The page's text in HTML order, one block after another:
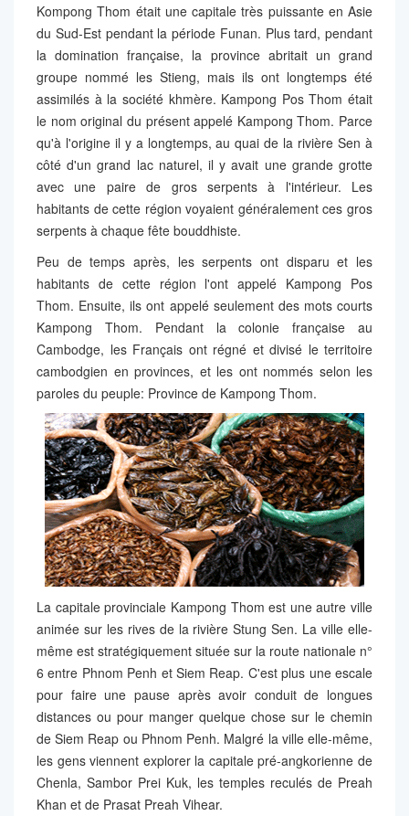
Kompong Thom était une capitale très puissante en Asie
du Sud-Est pendant la période Funan. Plus tard, pendant
la domination française, la province abritait un grand
groupe nommé les Stieng, mais ils ont longtemps été
assimilés à la société khmère. Kampong Pos Thom était
le nom original du présent appelé Kampong Thom. Parce
qu'à l'origine il y a longtemps, au quai de la rivière Sen à
côté d'un grand lac naturel, il y avait une grande grotte
avec une paire de gros serpents à l'intérieur. Les
habitants de cette région voyaient généralement ces gros
serpents à chaque fête bouddhiste.
Peu de temps après, les serpents ont disparu et les
habitants de cette région l'ont appelé Kampong Pos
Thom. Ensuite, ils ont appelé seulement des mots courts
Kampong Thom. Pendant la colonie française au
Cambodge, les Français ont régné et divisé le territoire
cambodgien en provinces, et les ont nommés selon les
paroles du peuple: Province de Kampong Thom.
La capitale provinciale Kampong Thom est une autre ville
animée sur les rives de la rivière Stung Sen. La ville elle-
même est stratégiquement située sur la route nationale n°
6 entre Phnom Penh et Siem Reap. C'est plus une escale
pour faire une pause après avoir conduit de longues
distances ou pour manger quelque chose sur le chemin
de Siem Reap ou Phnom Penh. Malgré la ville elle-même,
les gens viennent explorer la capitale pré-angkorienne de
Chenla, Sambor Prei Kuk, les temples reculés de Preah
Khan et de Prasat Preah Vihear.